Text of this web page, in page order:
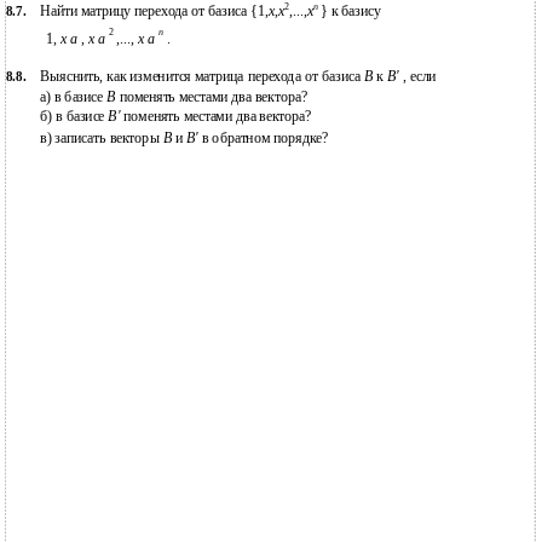
8.7. Найти матрицу перехода от базиса {1,x,x2,...,xn } к базису
1, x a , x a2 ,...,x an .
8.8. Выяснить, как изменится матрица перехода от базиса Bк B'
, если
а) в базисеB поменять местами два вектора?
б) в базисеB'поменять местами два вектора?
в) записать векторы B иB' в обратном порядке?